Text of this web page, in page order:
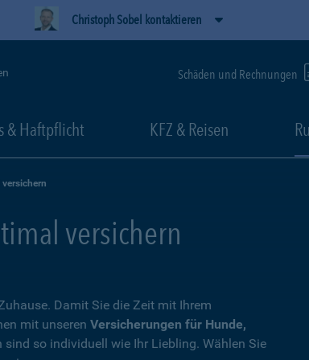
Christoph Sobel kontaktieren
Schäden und Rechnungen
& Haftpflicht KFZ & Reisen
versichern
Damit Sie die Zeit mit Ihrem
mit unseren Versicherungen für Hunde,
sind so individuell wie Ihr Liebling. Wählen Sie